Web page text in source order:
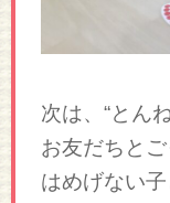
次は、“とん
お友だちと
はめげない